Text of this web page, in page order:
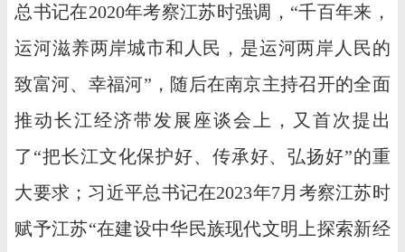
总书记在2020年考察江苏时强调，“千百年来，
运河滋养两岸城市和人民，是运河两岸人民的
致富河、幸福河”，随后在南京主持召开的全面
推动长江经济带发展座谈会上，又首次提出
了“把长江文化保护好、传承好、弘扬好”的重
大要求；习近平总书记在2023年7月考察江苏时
赋予江苏“在建设中华民族现代文明上探索新经